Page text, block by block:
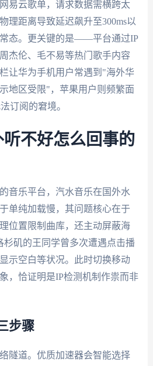
易云歌单，请求数据需横跨太
理距离导致延迟飙升至300ms以
常态。更关键的是——平台通过IP
杰伦、毛不易等热门歌手内容
让华为手机用户常遇到"海外华
地区受限"，苹果用户则频繁面
订阅的窘境。
不好怎么回事的
音乐平台，汽水音乐在国外水
单纯加载慢，其问题核心在于
位置限制曲库，还主动屏蔽海
杉矶的王同学曾多次遭遇点击播
示空白等状况。此时切换移动
，恰证明是IP检测机制作祟而非
步骤
隧道。优质加速器会智能选择